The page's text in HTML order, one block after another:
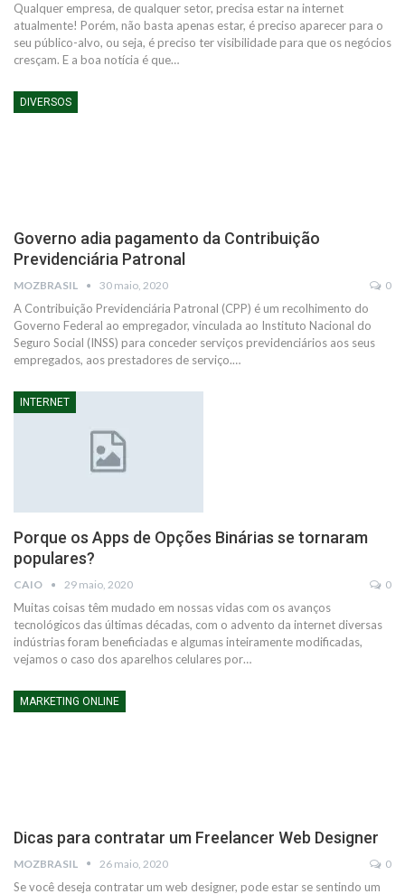
Qualquer empresa, de qualquer setor, precisa estar na internet
atualmente! Porém, não basta apenas estar, é preciso aparecer para o
seu público-alvo, ou seja, é preciso ter visibilidade para que os negócios
cresçam. E a boa notícia é que…
DIVERSOS
Governo adia pagamento da Contribuição
Previdenciária Patronal
MOZBRASIL 30 maio, 2020 0
A Contribuição Previdenciária Patronal (CPP) é um recolhimento do
Governo Federal ao empregador, vinculada ao Instituto Nacional do
Seguro Social (INSS) para conceder serviços previdenciários aos seus
empregados, aos prestadores de serviço.…
INTERNET
Porque os Apps de Opções Binárias se tornaram
populares?
CAIO 29 maio, 2020 0
Muitas coisas têm mudado em nossas vidas com os avanços
tecnológicos das últimas décadas, com o advento da internet diversas
indústrias foram beneficiadas e algumas inteiramente modificadas,
vejamos o caso dos aparelhos celulares por…
MARKETING ONLINE
Dicas para contratar um Freelancer Web Designer
MOZBRASIL 26 maio, 2020 0
Se você deseja contratar um web designer, pode estar se sentindo um